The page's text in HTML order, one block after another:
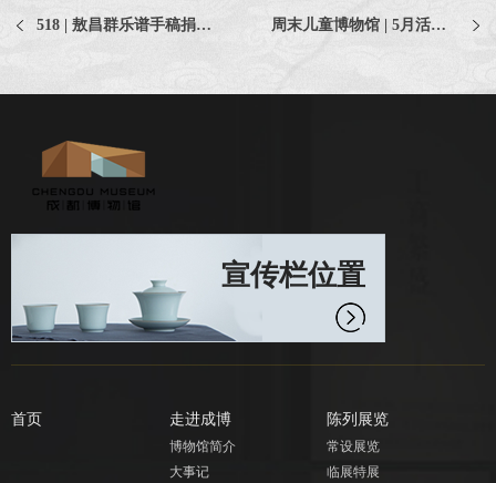
518 | 敖昌群乐谱手稿捐赠仪式暨《我爱你，中华》音乐分享会即将启幕，邀您见证！ 周末儿童博物馆 | 5月活动日历来啦～
宣传栏位置
首页 走进成博
博物馆简介
大事记
陈列展览
常设展览
临展特展